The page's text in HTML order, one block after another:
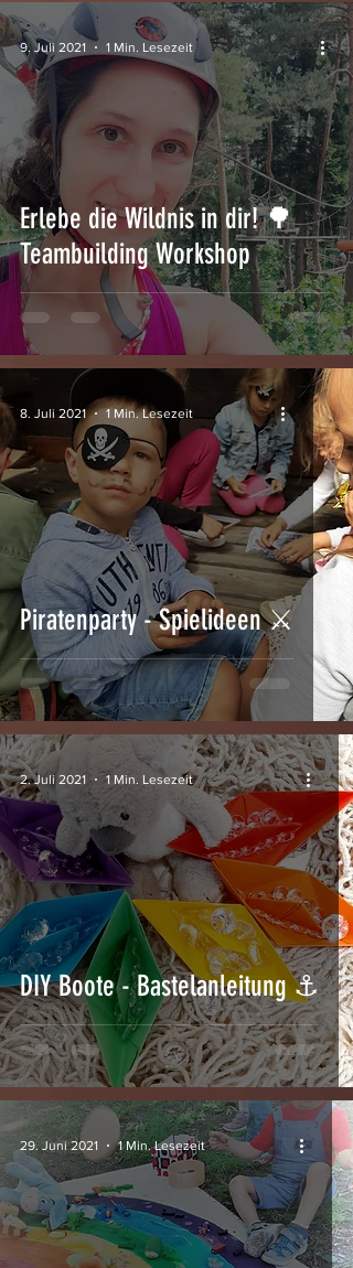
Erlebe die Wildnis in dir! 🌳
Teambuilding Workshop
9. Juli 2021 1 Min. Lesezeit
Piratenparty - Spielideen ⚔
8. Juli 2021 1 Min. Lesezeit
DIY Boote - Bastelanleitung ⚓
2. Juli 2021 1 Min. Lesezeit
29. Juni 2021 1 Min. Lesezeit